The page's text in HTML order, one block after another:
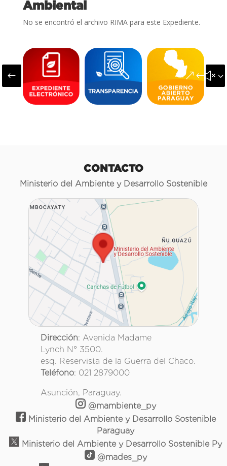
Ambiental
No se encontró el archivo RIMA para este Expediente.
#
CONTACTO
Ministerio del Ambiente y Desarrollo Sostenible
Dirección: Avenida Madame
Lynch N° 3500.
esq. Reservista de la Guerra del Chaco.
Teléfono: 021 2879000
Asunción, Paraguay.
@mambiente_py
Ministerio del Ambiente y Desarrollo Sostenible
Paraguay
Ministerio del Ambiente y Desarrollo Sostenible Py
@mades_py